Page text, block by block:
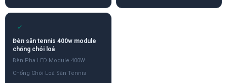
✓
Đèn sân tennis 400w module
chống chói loá
Đèn Pha LED Module 400W
Chống Chói Loá Sân Tennis